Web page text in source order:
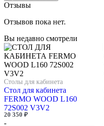
Отзывы
Отзывов пока нет.
Вы недавно смотрели
Столы для кабинета
Стол для кабинета
FERMO WOOD L160
72S002 V3V2
20 350 ₽
-